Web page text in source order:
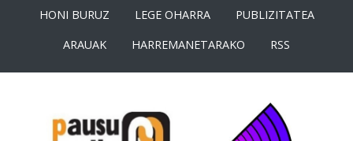
HONI BURUZ LEGE OHARRA
PUBLIZITATEA
ARAUAK
HARREMANETARAKO RSS